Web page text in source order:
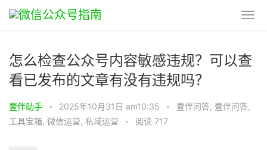
怎么检查公众号内容敏感违规？可以查
看已发布的文章有没有违规吗？
壹伴助手 • 2025年10月31日 am10:35 • 壹伴问答, 壹伴问答,
工具宝箱, 微信运营, 私域运营 • 阅读 717